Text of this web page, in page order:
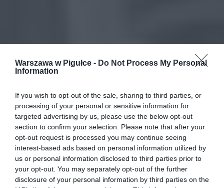
Warszawa w Pigułce - Do Not Process My Personal
Information
If you wish to opt-out of the sale, sharing to third parties, or
processing of your personal or sensitive information for
targeted advertising by us, please use the below opt-out
section to confirm your selection. Please note that after your
opt-out request is processed you may continue seeing
interest-based ads based on personal information utilized by
us or personal information disclosed to third parties prior to
your opt-out. You may separately opt-out of the further
disclosure of your personal information by third parties on the